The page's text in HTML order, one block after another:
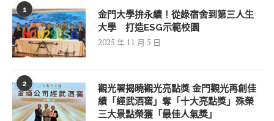
1
金門大學拚永續！從綠宿舍到第三人生
大學 打造ESG示範校園
2025 年 11 月 5 日
2
觀光署揭曉觀光亮點獎 金門觀光再創佳
績「經武酒窖」奪「十大亮點獎」殊榮
三大景點榮獲「最佳人氣獎」